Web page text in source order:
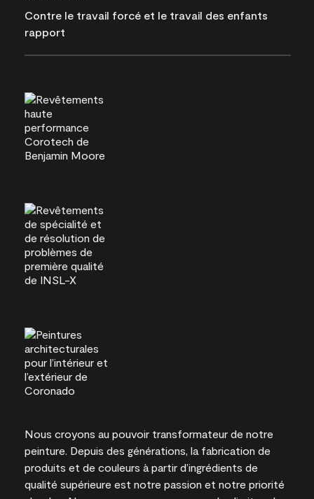
Contre le travail forcé et le travail des enfants
rapport
Nous croyons au pouvoir transformateur de notre
peinture. Depuis des générations, la fabrication de
produits et de couleurs à partir d’ingrédients de
qualité supérieure est notre passion et notre priorité